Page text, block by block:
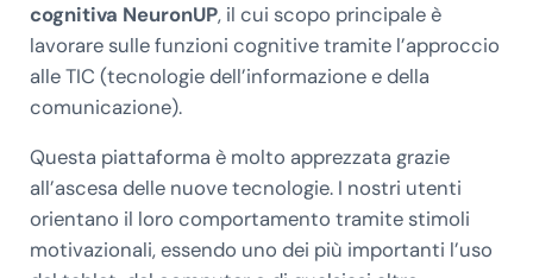
cognitiva NeuronUP, il cui scopo principale è
lavorare sulle funzioni cognitive tramite l’approccio
alle TIC (tecnologie dell’informazione e della
comunicazione).
Questa piattaforma è molto apprezzata grazie
all’ascesa delle nuove tecnologie. I nostri utenti
orientano il loro comportamento tramite stimoli
motivazionali, essendo uno dei più importanti l’uso